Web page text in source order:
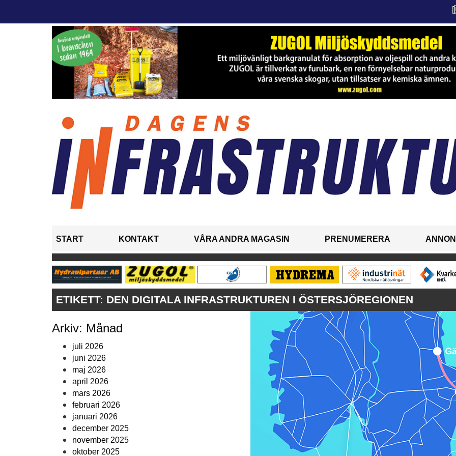
START KONTAKT VÅRA ANDRA MAGASIN PRENUMERERA
ETIKETT: DEN DIGITALA INFRASTRUKTUREN I ÖSTERSJÖREGIONEN
Arkiv: Månad
juli 2026
juni 2026
maj 2026
april 2026
mars 2026
februari 2026
januari 2026
december 2025
november 2025
oktober 2025